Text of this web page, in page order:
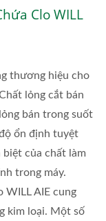
Clo WILL
thương hiệu cho
lỏng cắt bán
bán trong suốt
ổn định tuyệt
của chất làm
trong máy.
WILL AIE cung
kim loại. Một số